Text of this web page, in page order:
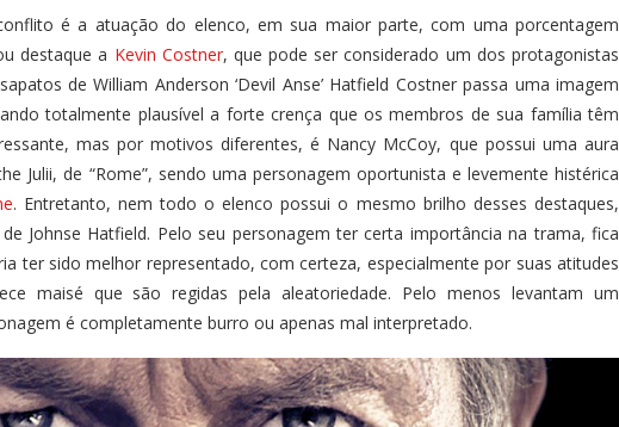
é a atuação do elenco, em sua maior parte, com uma porcentagem
destaque a Kevin Costner, que pode ser considerado um dos protagonistas
de William Anderson ‘Devil Anse’ Hatfield Costner passa uma imagem
totalmente plausível a forte crença que os membros de sua família têm
mas por motivos diferentes, é Nancy McCoy, que possui uma aura
Julii, de “Rome”, sendo uma personagem oportunista e levemente histérica
. Entretanto, nem todo o elenco possui o mesmo brilho desses destaques,
Johnse Hatfield. Pelo seu personagem ter certa importância na trama, fica
ter sido melhor representado, com certeza, especialmente por suas atitudes
maisé que são regidas pela aleatoriedade. Pelo menos levantam um
é completamente burro ou apenas mal interpretado.